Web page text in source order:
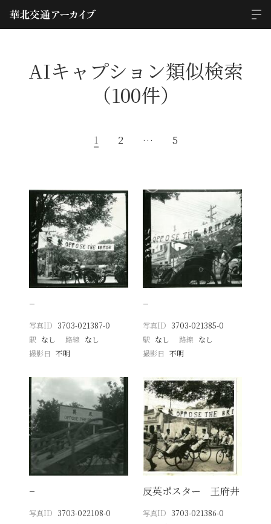
AIキャプション類似検索
（100件）
1 2 … 5
−
写真ID 3703-021387-0
駅 なし 路線 なし
撮影日
不明
−
写真ID 3703-021385-0
駅 なし 路線 なし
撮影日 不明
−
写真ID 3703-022108-0
反英ポスター 王府井
写真ID 3703-021386-0